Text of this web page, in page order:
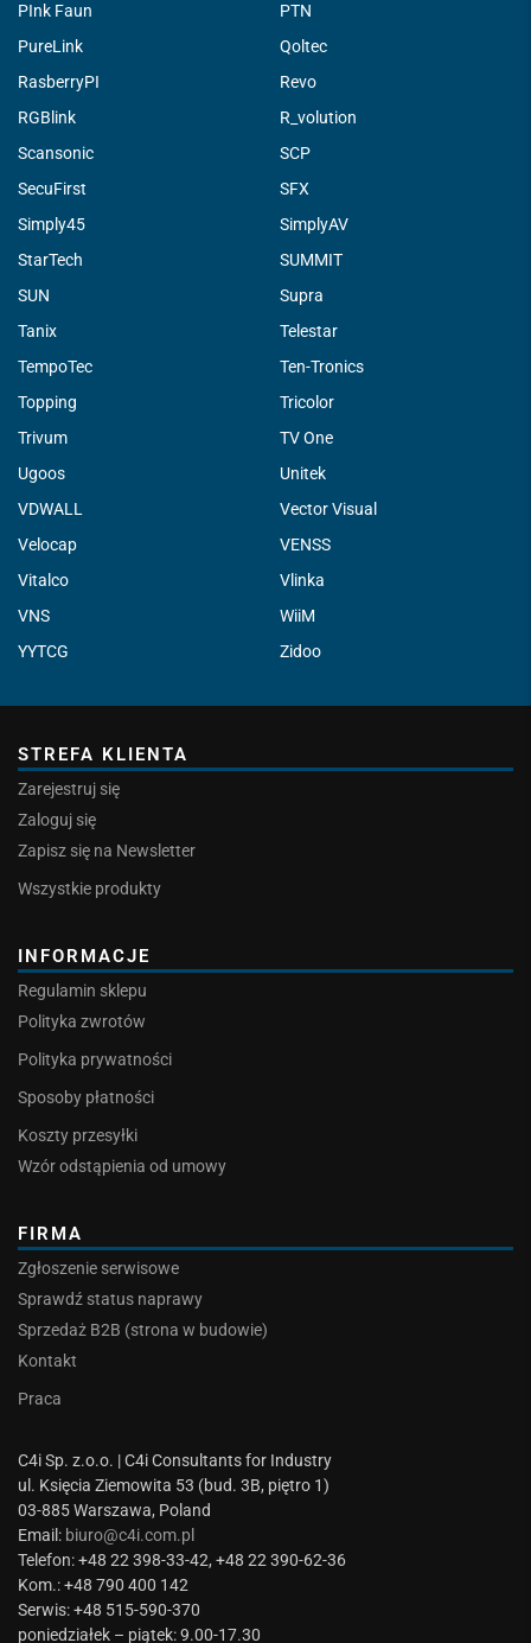
PInk Faun
PTN
PureLink
Qoltec
RasberryPI
Revo
RGBlink
R_volution
Scansonic
SCP
SecuFirst
SFX
Simply45
SimplyAV
StarTech
SUMMIT
SUN
Supra
Tanix
Telestar
TempoTec
Ten-Tronics
Topping
Tricolor
Trivum
TV One
Ugoos
Unitek
VDWALL
Vector Visual
Velocap
VENSS
Vitalco
Vlinka
VNS
WiiM
YYTCG
Zidoo
STREFA KLIENTA
Zarejestruj się
Zaloguj się
Zapisz się na Newsletter
Wszystkie produkty
INFORMACJE
Regulamin sklepu
Polityka zwrotów
Polityka prywatności
Sposoby płatności
Koszty przesyłki
Wzór odstąpienia od umowy
FIRMA
Zgłoszenie serwisowe
Sprawdź status naprawy
Sprzedaż B2B (strona w budowie)
Kontakt
Praca
C4i Sp. z.o.o. | C4i Consultants for Industry
ul. Księcia Ziemowita 53 (bud. 3B, piętro 1)
03-885 Warszawa, Poland
Email: biuro@c4i.com.pl
Telefon: +48 22 398-33-42, +48 22 390-62-36
Kom.: +48 790 400 142
Serwis: +48 515-590-370
poniedziałek – piątek: 9.00-17.30